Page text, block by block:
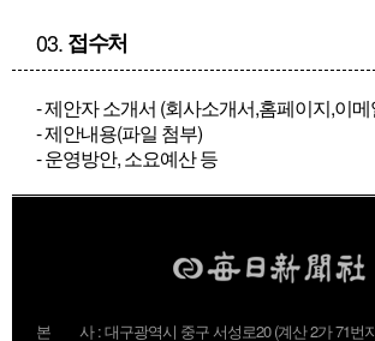
03.접수처
- 제안자 소개서 (회사소개서,홈페이지,이
- 제안내용(파일 첨부)
- 운영방안, 소요예산 등
본 사 : 대구광역시 중구 서성로20 (계산 2가 71번